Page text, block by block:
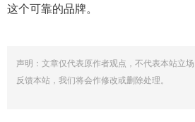
这个可靠的品牌。
声明：文章仅代表原作者观点，不代表本站立
反馈本站，我们将会作修改或删除处理。